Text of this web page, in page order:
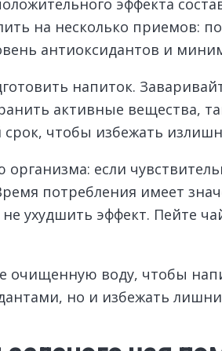
эффекта
на несколько приемов:
антиоксидантов и
напиток.
активные вещества,
срок, чтобы избежать
если
потребления имеет
ухудшить эффект. Пейте
очищенную воду, чтобы
но и избежать